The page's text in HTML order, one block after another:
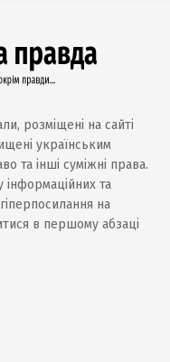
розміщені на сайті
українським
та інші суміжні права.
та
на
в першому абзаці